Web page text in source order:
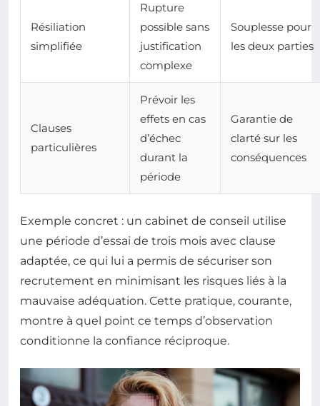
Résiliation
simplifiée
Rupture
possible sans
justification
complexe
Souplesse pour
les deux parties
Clauses
particulières
Prévoir les
effets en cas
d’échec
durant la
période
Garantie de
clarté sur les
conséquences
Exemple concret : un cabinet de conseil utilise
une période d’essai de trois mois avec clause
adaptée, ce qui lui a permis de sécuriser son
recrutement en minimisant les risques liés à la
mauvaise adéquation. Cette pratique, courante,
montre à quel point ce temps d’observation
conditionne la confiance réciproque.